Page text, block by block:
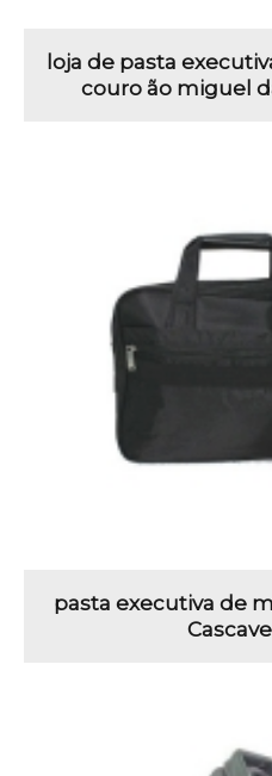
loja de pasta
couro ão miguel
pasta executiva de